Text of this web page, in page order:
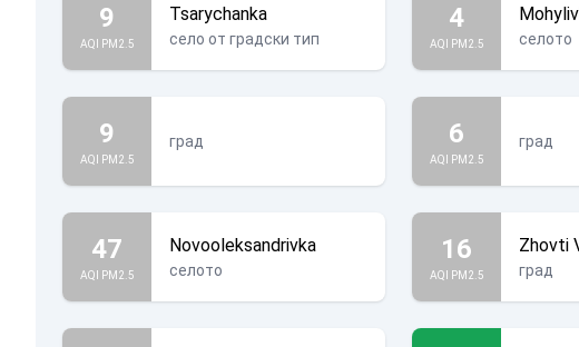
9
AQI PM2.5
Tsarychanka
село от градски тип
4
AQI PM2.5 селото
9
AQI PM2.5
град 6
AQI PM2.5
град
47
AQI PM2.5
Novooleksandrivka
селото
16
AQI PM2.5
Zhovti
град